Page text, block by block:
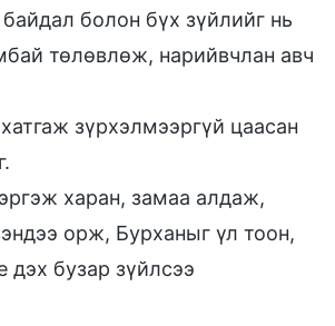
болон бүх зүйлийг нь
төлөвлөж, нарийвчлан авч
зүрхэлмээргүй цаасан
харан, замаа алдаж,
орж, Бурханыг үл тоон,
дэх бузар зүйлсээ